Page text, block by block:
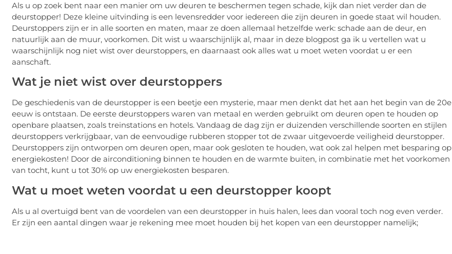
Als u op zoek bent naar een manier om uw deuren te beschermen tegen schade, kijk dan niet verder dan de
deurstopper! Deze kleine uitvinding is een levensredder voor iedereen die zijn deuren in goede staat wil houden.
Deurstoppers zijn er in alle soorten en maten, maar ze doen allemaal hetzelfde werk: schade aan de deur, en
natuurlijk aan de muur, voorkomen. Dit wist u waarschijnlijk al, maar in deze blogpost ga ik u vertellen wat u
waarschijnlijk nog niet wist over deurstoppers, en daarnaast ook alles wat u moet weten voordat u er een
aanschaft.
Wat je niet wist over deurstoppers
De geschiedenis van de deurstopper is een beetje een mysterie, maar men denkt dat het aan het begin van de 20e
eeuw is ontstaan. De eerste deurstoppers waren van metaal en werden gebruikt om deuren open te houden op
openbare plaatsen, zoals treinstations en hotels. Vandaag de dag zijn er duizenden verschillende soorten en stijlen
deurstoppers verkrijgbaar, van de eenvoudige rubberen stopper tot de zwaar uitgevoerde veiligheid deurstopper.
Deurstoppers zijn ontworpen om deuren open, maar ook gesloten te houden, wat ook zal helpen met besparing op
energiekosten! Door de airconditioning binnen te houden en de warmte buiten, in combinatie met het voorkomen
van tocht, kunt u tot 30% op uw energiekosten besparen.
Wat u moet weten voordat u een deurstopper koopt
Als u al overtuigd bent van de voordelen van een deurstopper in huis halen, lees dan vooral toch nog even verder.
Er zijn een aantal dingen waar je rekening mee moet houden bij het kopen van een deurstopper namelijk;